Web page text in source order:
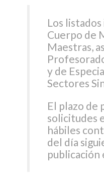
Los
Cuerpo de
Maestras,
y de
Sectores
El plazo de
solicitudes
hábiles
del día
publicación